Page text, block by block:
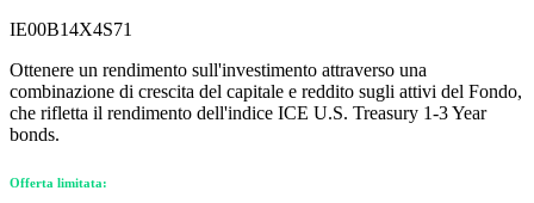
IE00B14X4S71
Ottenere un rendimento sull'investimento attraverso una
combinazione di crescita del capitale e reddito sugli attivi del Fondo,
che rifletta il rendimento dell'indice ICE U.S. Treasury 1-3 Year
bonds.
Offerta limitata: